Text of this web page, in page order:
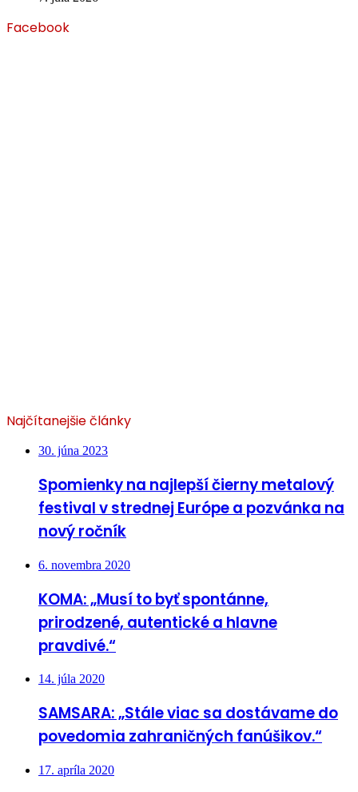
Facebook
Najčítanejšie články
30. júna 2023
Spomienky na najlepší čierny metalový
festival v strednej Európe a pozvánka na
nový ročník
6. novembra 2020
KOMA: „Musí to byť spontánne,
prirodzené, autentické a hlavne
pravdivé.“
14. júla 2020
SAMSARA: „Stále viac sa dostávame do
povedomia zahraničných fanúšikov.“
17. apríla 2020